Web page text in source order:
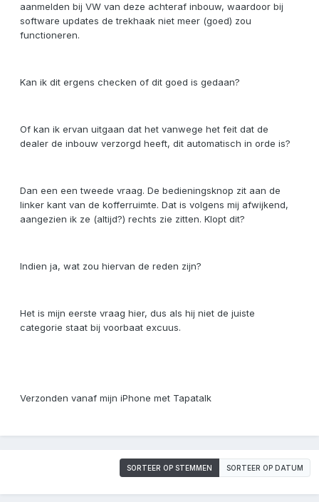
aanmelden bij VW van deze achteraf inbouw, waardoor bij
software updates de trekhaak niet meer (goed) zou
functioneren.
Kan ik dit ergens checken of dit goed is gedaan?
Of kan ik ervan uitgaan dat het vanwege het feit dat de
dealer de inbouw verzorgd heeft, dit automatisch in orde is?
Dan een een tweede vraag. De bedieningsknop zit aan de
linker kant van de kofferruimte. Dat is volgens mij afwijkend,
aangezien ik ze (altijd?) rechts zie zitten. Klopt dit?
Indien ja, wat zou hiervan de reden zijn?
Het is mijn eerste vraag hier, dus als hij niet de juiste
categorie staat bij voorbaat excuus.
Verzonden vanaf mijn iPhone met Tapatalk
SORTEER OP STEMMEN SORTEER OP DATUM